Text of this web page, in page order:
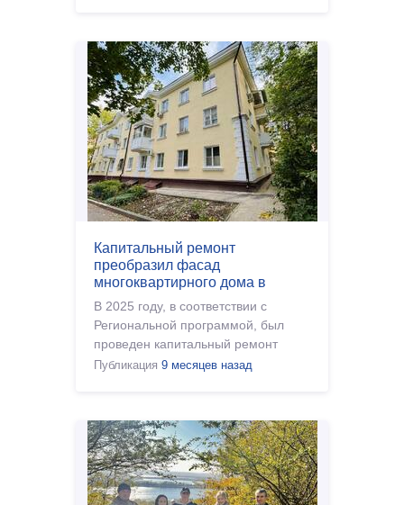
Капитальный ремонт
преобразил фасад
многоквартирного дома в
Ростове.
В 2025 году, в соответствии с
Региональной программой, был
проведен капитальный ремонт
фасада в многоквартирном доме по
Публикация 9 месяцев назад